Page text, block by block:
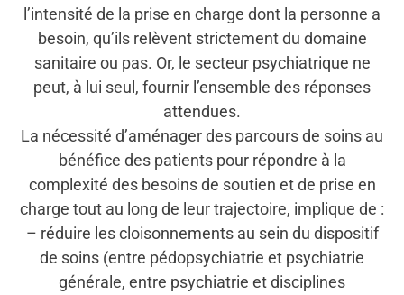
l’intensité de la prise en charge dont la personne a
besoin, qu’ils relèvent strictement du domaine
sanitaire ou pas. Or, le secteur psychiatrique ne
peut, à lui seul, fournir l’ensemble des réponses
attendues.
La nécessité d’aménager des parcours de soins au
bénéfice des patients pour répondre à la
complexité des besoins de soutien et de prise en
charge tout au long de leur trajectoire, implique de :
– réduire les cloisonnements au sein du dispositif
de soins (entre pédopsychiatrie et psychiatrie
générale, entre psychiatrie et disciplines